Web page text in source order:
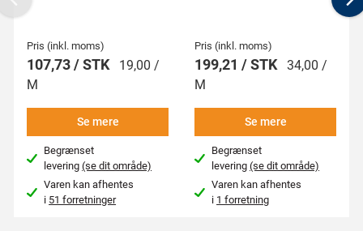
Pris (inkl. moms)
107,73 / STK
19,00 /
M
Se mere
Begrænset
levering(se dit område)
Varen kan afhentes
i 51 forretninger
Pris (inkl. moms)
199,21 / STK 34,00 /
M
Se mere
Begrænset
levering(se dit område)
Varen kan afhentes
i 1 forretning
Previous